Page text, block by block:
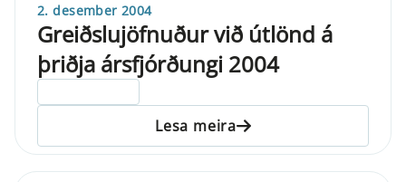
2. desember 2004
Greiðslujöfnuður við útlönd á
þriðja ársfjórðungi 2004
Lesa meira